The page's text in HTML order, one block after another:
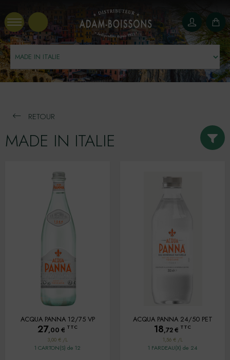
RETOUR
MADE IN ITALIE
CAFES & CHOCOLATS ITALIE
SPIRITUEUX ITALIE
8,83 à 368,96
ACQUA PANNA 12/75 VP
27,00 € TTC
3,00 € /L
1 CARTON(S) de 12
ACQUA PANNA 24/50 PET
18,72€ TTC
1,56 € /L
1 FARDEAU(X) de 24